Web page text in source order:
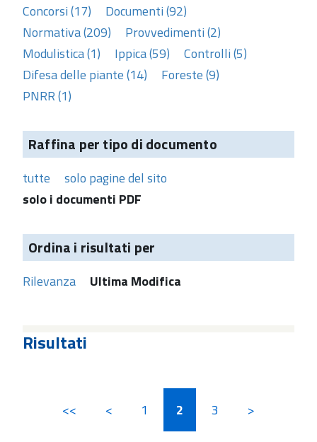
Concorsi (17)
Documenti (92)
Normativa (209)
Provvedimenti (2)
Modulistica (1)
Ippica (59)
Controlli (5)
Difesa delle piante (14)
Foreste (9)
PNRR (1)
Raffina per tipo di documento
tutte
solo pagine del sito
solo i documenti PDF
Ordina i risultati per
Rilevanza Ultima Modifica
Risultati
<< < 1 2 3 >